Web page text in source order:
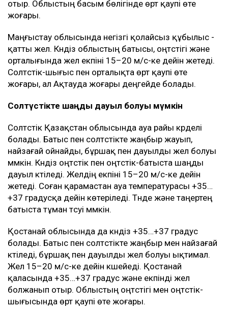
отыр. Облыстың басым бөлігінде өрт қаупі өте
жоғары.
Маңғыстау облысында негізгі қолайсыз құбылыс -
қатты жел. Күндіз облыстың батысы, оңтүстігі және
орталығында жел екпіні 15–20 м/с-ке дейін жетеді.
Солтүстік-шығыс пен орталықта өрт қаупі өте
жоғары, ал Ақтауда жоғары деңгейде болады.
Солтүстікте шаңды дауыл болуы мүмкін
Солтүстік Қазақстан облысында ауа райы күрделі
болады. Батыс пен солтүстікте жаңбыр жауып,
найзағай ойнайды, бұршақ пен дауылды жел болуы
мүмкін. Күндіз оңтүстік пен оңтүстік-батыста шаңды
дауыл күтіледі. Желдің екпіні 15–20 м/с-ке дейін
жетеді. Соған қарамастан ауа температурасы +35…
+37 градусқа дейін көтеріледі. Түнде және таңертең
батыста тұман түсуі мүмкін.
Қостанай облысында да күндіз +35…+37 градус
болады. Батыс пен солтүстікте жаңбыр мен найзағай
күтіледі, бұршақ пен дауылды жел болуы ықтимал.
Жел 15–20 м/с-ке дейін күшейеді. Қостанай
қаласында +35…+37 градус және екпінді жел
болжанып отыр. Облыстың оңтүстігі мен оңтүстік-
шығысында өрт қаупі өте жоғары.